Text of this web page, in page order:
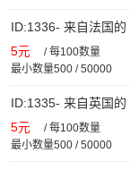
ID:1336- 来自法国
5元 /每100数量
最小数量500 / 50000
ID:1335- 来自英国
5元 /每100数量
最小数量500 / 50000